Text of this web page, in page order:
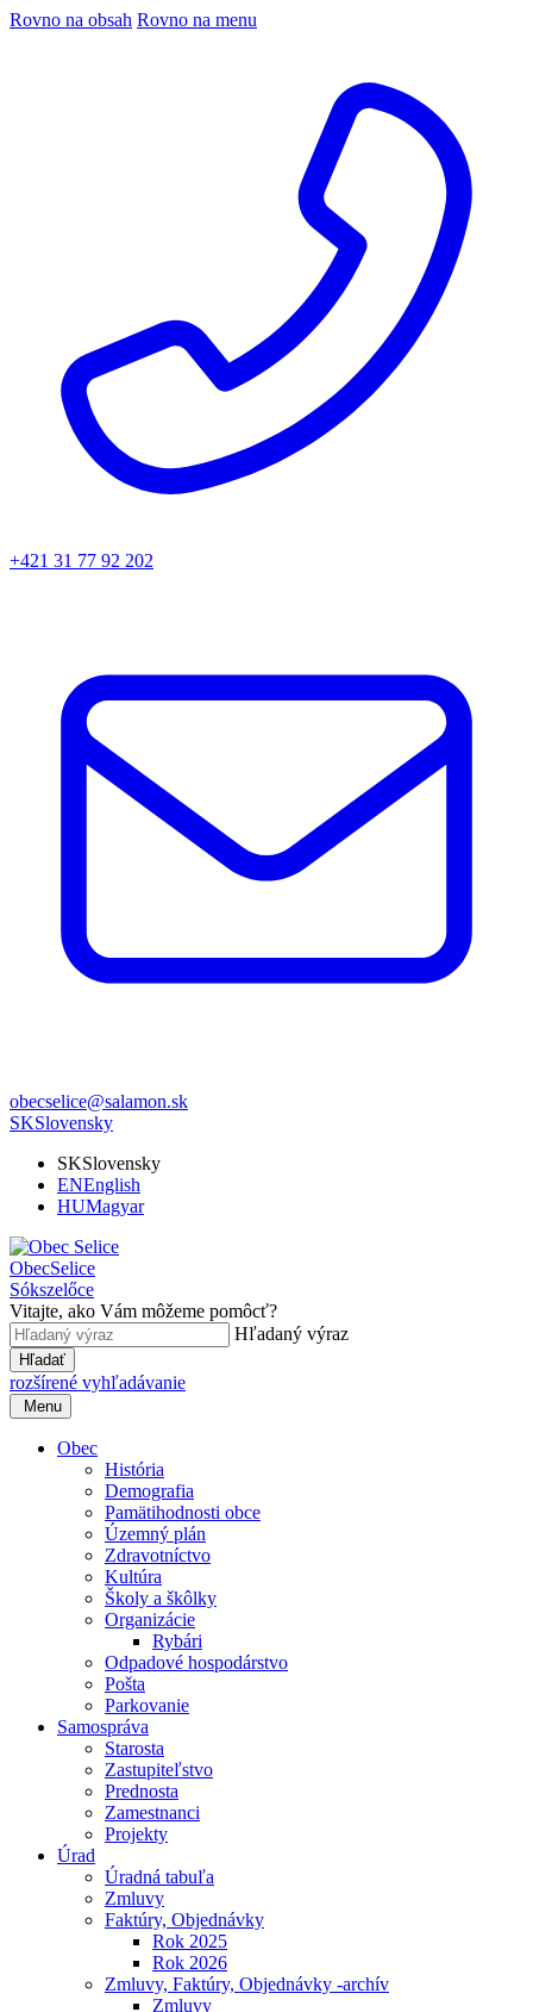
Rovno na obsah Rovno na menu
+421 31 77 92 202
obecselice@salamon.sk
SKSlovensky
SKSlovensky
ENEnglish
HUMagyar
ObecSelice
Sókszelőce
Vitajte, ako Vám môžeme pomôcť?
Hľadaný výraz
Hľadať
rozšírené vyhľadávanie
Menu
Obec
História
Demografia
Pamätihodnosti obce
Územný plán
Zdravotníctvo
Kultúra
Školy a škôlky
Organizácie
Rybári
Odpadové hospodárstvo
Pošta
Parkovanie
Samospráva
Starosta
Zastupiteľstvo
Prednosta
Zamestnanci
Projekty
Úrad
Úradná tabuľa
Zmluvy
Faktúry, Objednávky
Rok 2025
Rok 2026
Zmluvy, Faktúry, Objednávky -archív
Zmluvy